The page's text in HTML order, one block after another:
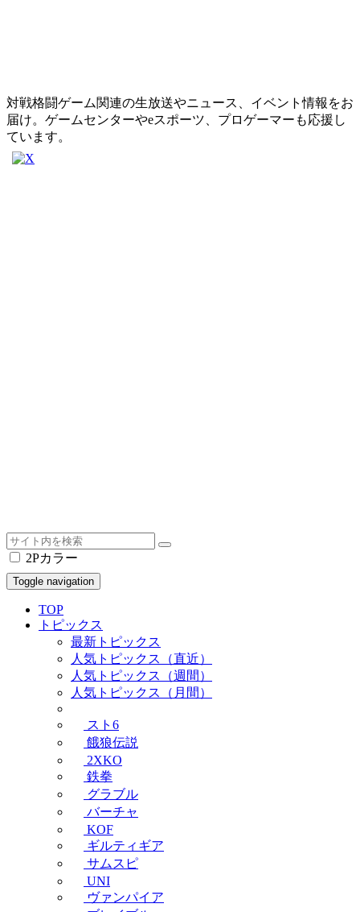
対戦格闘ゲーム関連の生放送やニュース、イベント情報をお
届け。ゲームセンターやeスポーツ、プロゲーマーも応援し
ています。
2Pカラー
Toggle navigation
TOP
トピックス
最新トピックス
人気トピックス（直近）
人気トピックス（週間）
人気トピックス（月間）
スト6
餓狼伝説
2XKO
鉄拳
グラブル
バーチャ
KOF
ギルティギア
サムスピ
UNI
ヴァンパイア